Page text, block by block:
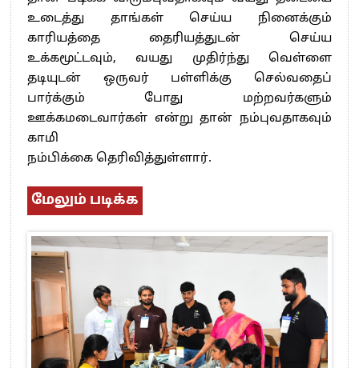
உடைத்து தாங்கள் செய்ய நினைக்கும்
காரியத்தை தைரியத்துடன் செய்ய
உக்கமூட்டவும், வயது முதிர்ந்து வெள்ளை
தடியுடன் ஒருவர் பள்ளிக்கு செல்வதைப்
பார்க்கும் போது மற்றவர்களும்
ஊக்கமடைவார்கள் என்று தான் நம்புவதாகவும்
காமி
நம்பிக்கை தெரிவித்துள்ளார்.
மேலும் படிக்க